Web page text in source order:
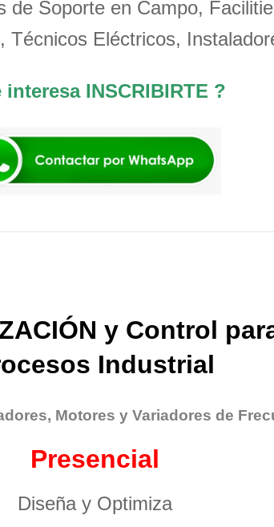
de Soporte en Campo,
Técnicos Eléctricos,
interesa INSCRIBIRTE ?
y Control
Industrial
Motores y Variadores de
Presencial
Diseña y Optimiza